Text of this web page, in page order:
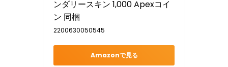
ンダリースキン 1,000 Apexコイ
ン 同梱
2200630050545
Amazonで見る